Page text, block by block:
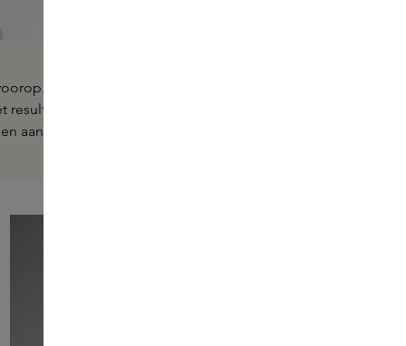
Het Deense merk is ontstaan vanuit de behoefte
is een verzorgende
aan je algehele